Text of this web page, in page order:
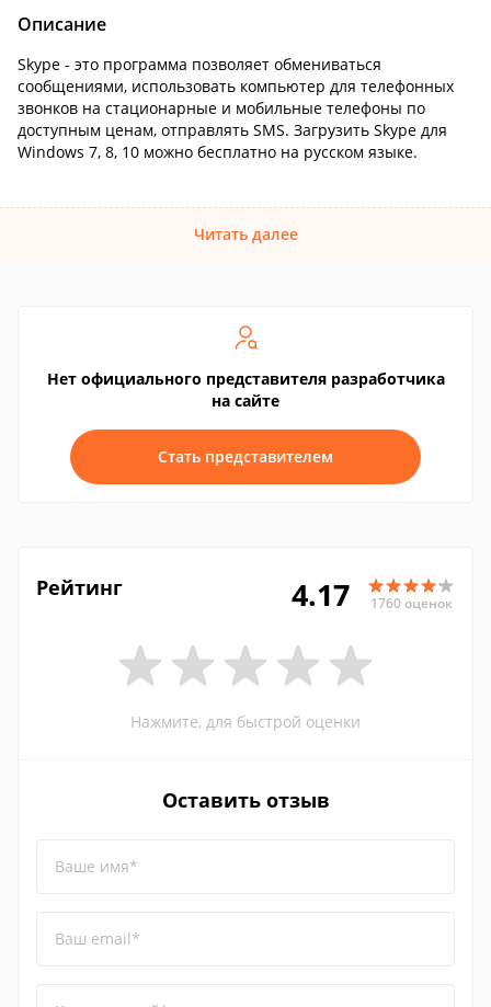
Описание
Skype - это программа позволяет обмениваться
сообщениями, использовать компьютер для телефонных
звонков на стационарные и мобильные телефоны по
доступным ценам, отправлять SMS. Загрузить Skype для
Windows 7, 8, 10 можно бесплатно на русском языке.
Читать далее
Нет официального представителя разработчика
на сайте
Стать представителем
Рейтинг 4.17 1760 оценок
Нажмите, для быстрой оценки
Оставить отзыв
Ваше имя*
Ваш email*